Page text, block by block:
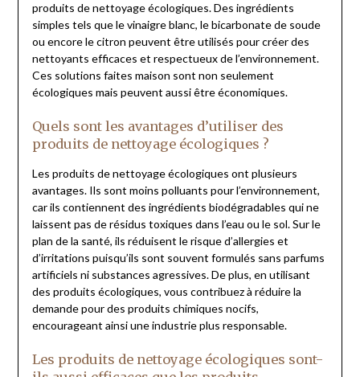
produits de nettoyage écologiques. Des ingrédients
simples tels que le vinaigre blanc, le bicarbonate de soude
ou encore le citron peuvent être utilisés pour créer des
nettoyants efficaces et respectueux de l’environnement.
Ces solutions faites maison sont non seulement
écologiques mais peuvent aussi être économiques.
Quels sont les avantages d’utiliser des
produits de nettoyage écologiques ?
Les produits de nettoyage écologiques ont plusieurs
avantages. Ils sont moins polluants pour l’environnement,
car ils contiennent des ingrédients biodégradables qui ne
laissent pas de résidus toxiques dans l’eau ou le sol. Sur le
plan de la santé, ils réduisent le risque d’allergies et
d’irritations puisqu’ils sont souvent formulés sans parfums
artificiels ni substances agressives. De plus, en utilisant
des produits écologiques, vous contribuez à réduire la
demande pour des produits chimiques nocifs,
encourageant ainsi une industrie plus responsable.
Les produits de nettoyage écologiques sont-